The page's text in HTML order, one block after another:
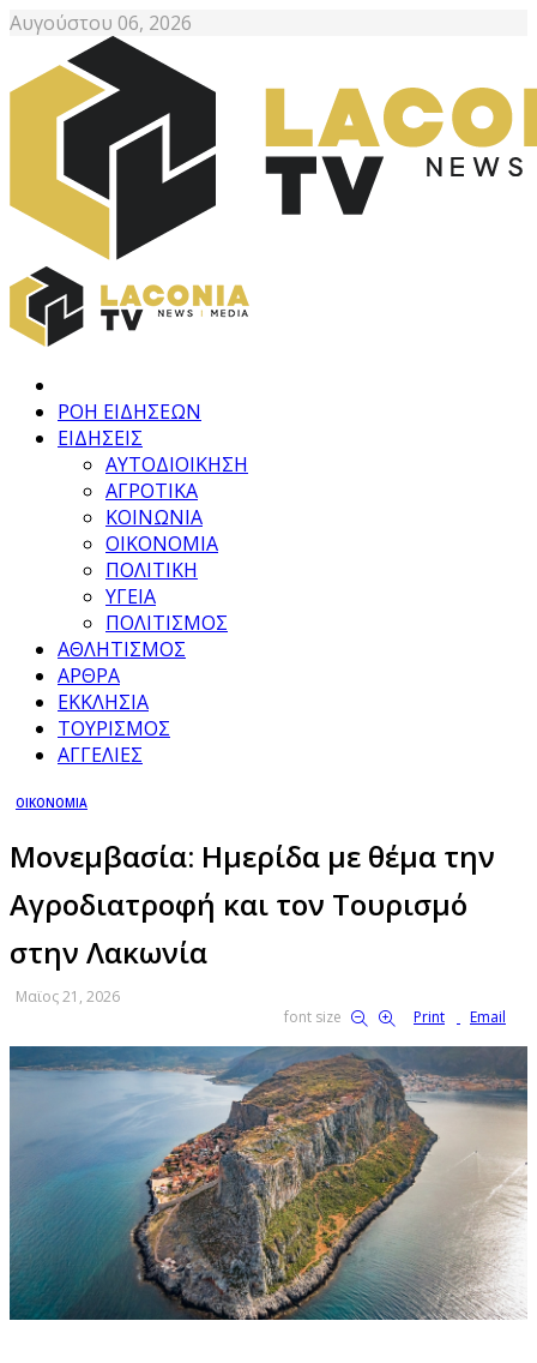
Αυγούστου 06, 2026
ΡΟΗ ΕΙΔΗΣΕΩΝ
ΕΙΔΗΣΕΙΣ
ΑΥΤΟΔΙΟΙΚΗΣΗ
ΑΓΡΟΤΙΚΑ
ΚΟΙΝΩΝΙΑ
ΟΙΚΟΝΟΜΙΑ
ΠΟΛΙΤΙΚΗ
ΥΓΕΙΑ
ΠΟΛΙΤΙΣΜΟΣ
ΑΘΛΗΤΙΣΜΟΣ
ΑΡΘΡΑ
ΕΚΚΛΗΣΙΑ
ΤΟΥΡΙΣΜΟΣ
ΑΓΓΕΛΙΕΣ
ΟΙΚΟΝΟΜΙΑ
Μονεμβασία: Ημερίδα με θέμα την
Αγροδιατροφή και τον Τουρισμό
στην Λακωνία
Μαϊος 21, 2026
font size
Print Email